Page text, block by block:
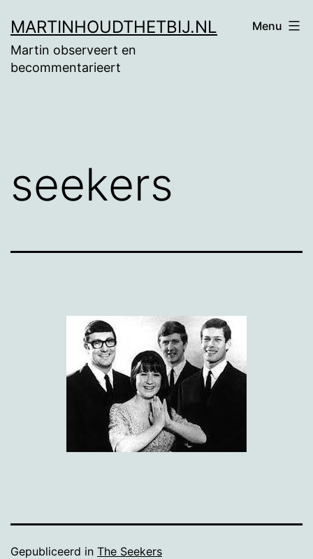
naar
de
MARTINHOUDTHETBIJ.NL
Martin observeert en
becommentarieert
Menu
seekers
Gepubliceerd in The Seekers